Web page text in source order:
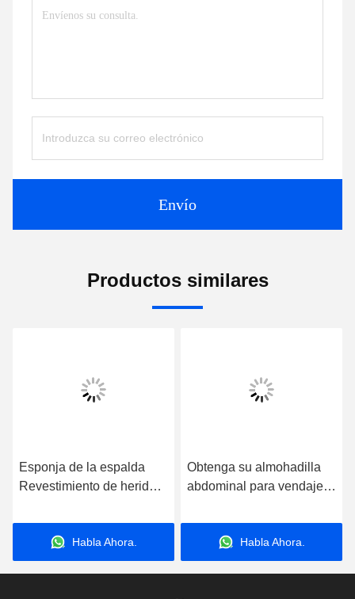
Envío
Productos similares
Esponja de la espalda
Revestimiento de heridas
algodón 5 años Vida útil
Revestimiento de heridas
médicas Absorvente y
Habla Ahora.
Obtenga su almohadilla
abdominal para vendaje y
esponja de regazo
absorvente de algodón
médico blanco vendaje
Habla Ahora.